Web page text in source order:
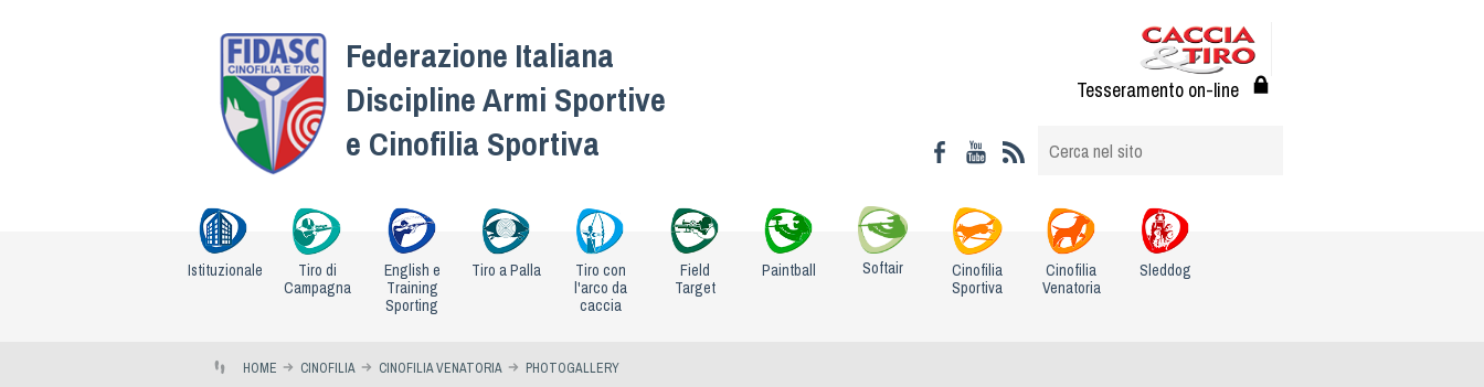
Federazione Italiana
Discipline Armi Sportive
e Cinofilia Sportiva
Tesseramento on-line
Istituzionale
Tiro di
Campagna
English e
Training
Sporting
Tiro a Palla
Tiro con
l'arco da
caccia
Field
Target
Paintball Softair
Cinofilia
Sportiva
Cinofilia
Venatoria
Sleddog
HOME CINOFILIA CINOFILIA VENATORIA PHOTOGALLERY